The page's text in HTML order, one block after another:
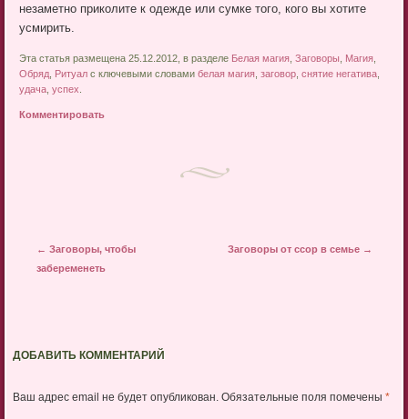
незаметно приколите к одежде или сумке того, кого вы хотите
усмирить.
Эта статья размещена 25.12.2012, в разделе Белая магия ,Заговоры Магия
Обряд Ритуал с ключевыми словамибелая магия ,заговор ,снятие негатива
удача ,успех
Комментировать
Post navigation
← Заговоры, чтобы
забеременеть
Заговоры от ссор в семье →
ДОБАВИТЬ КОММЕНТАРИЙ
Ваш адрес email не будет опубликован. Обязательные поля помечены *